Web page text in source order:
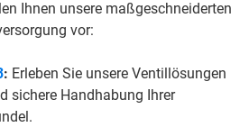
Ihnen unsere maßgeschneiderten
vor:
: Erleben Sie unsere Ventillösungen
sichere Handhabung Ihrer